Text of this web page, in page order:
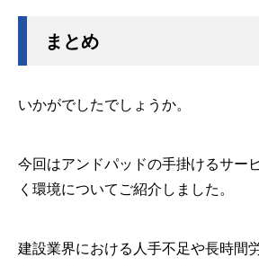
まとめ
いかがでしたでしょうか。
今回はアンドパッドの手掛けるサー
く環境についてご紹介しました。
建設業界における人手不足や長時間